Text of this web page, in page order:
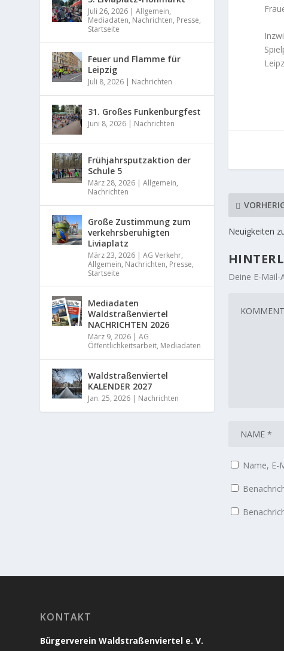
Neuigkeiten
Deine E-
Name, E-
Juli 26, 2026 |Allgemein,
Mediadaten, Nachrichten, Presse,
Startseite
Feuer und Flamme für
Leipzig
Juli 8, 2026 | Nachrichten
31. Großes Funkenburgfest
Juni 8, 2026 | Nachrichten
Frühjahrsputzaktion der
Schule 5
März 28, 2026 |Allgemein,
Nachrichten
Große Zustimmung zum
verkehrsberuhigten
Liviaplatz
März 23, 2026 |AG Verkehr,
Allgemein, Nachrichten, Presse,
Startseite
Mediadaten
Waldstraßenviertel
NACHRICHTEN 2026
März 9, 2026 |AG
Öffentlichkeitsarbeit, Mediadaten
Waldstraßenviertel
KALENDER 2027
Jan. 25, 2026 | Nachrichten
KONTAKT
Bürgerverein Waldstraßenviertel e. V.